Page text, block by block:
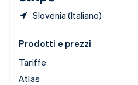
Slovenia (Italiano)
Prodotti e prezzi
Tariffe
Atlas